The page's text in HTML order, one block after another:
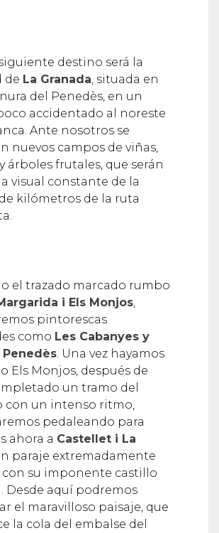
destino será la
de La Granada , situada en
del Penedès, en un
accidentado al noreste
Ante nosotros se
nuevos campos de viñas,
árboles frutales, que serán
visual constante de la
kilómetros de la ruta
el trazado marcado rumbo
i Els Monjos
pintorescas
como Les Cabanyes y
Penedès . Una vez hayamos
Els Monjos, después de
un tramo del
con un intenso ritmo,
pedaleando para
ahora a Castellet i La
paraje extremadamente
con su imponente castillo
Desde aquí podremos
el maravilloso paisaje, que
la cola del embalse del